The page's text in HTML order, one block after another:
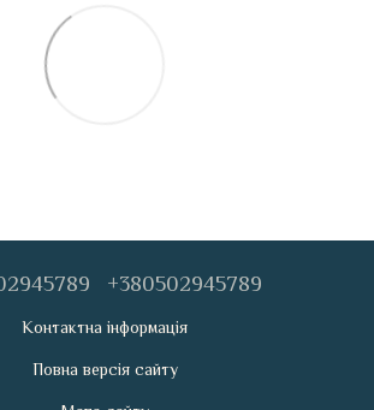
+380502945789
Контактна інформація
Повна версія сайту